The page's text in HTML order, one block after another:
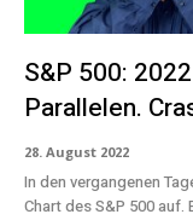
S&P 500:
Parallelen.
28. August 2022
In den vergangenen
Chart des S&P 500 auf.